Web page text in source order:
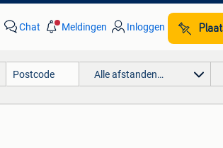
Chat Meldingen Inloggen
Alle afstanden…